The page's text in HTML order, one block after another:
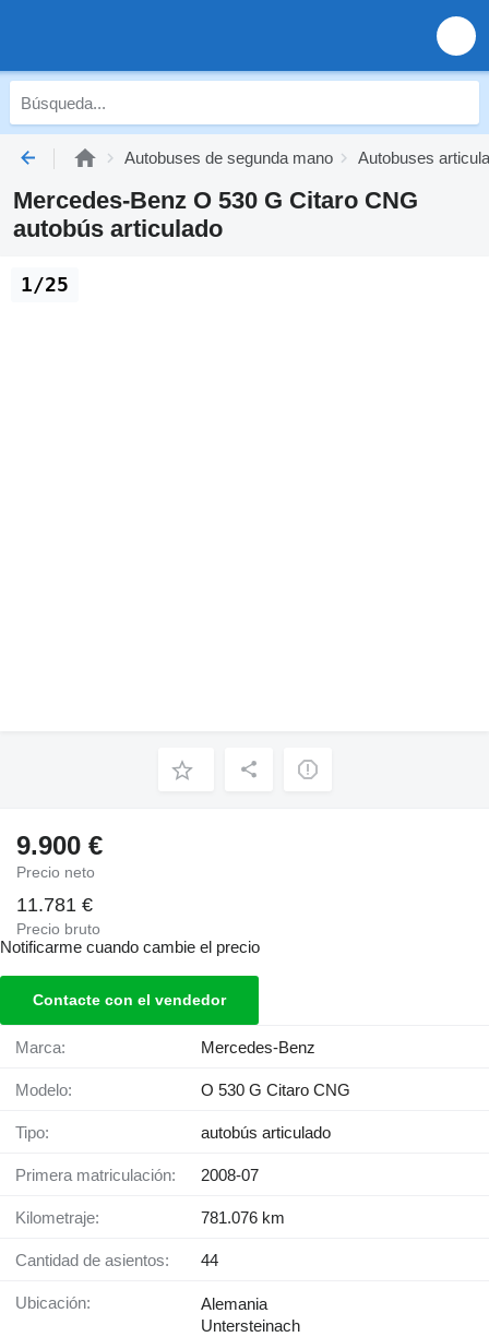
Autobuses de segunda mano Autobuses
Mercedes-Benz O 530 G Citaro CNG
autobús articulado
1/25
9.900 €
Precio neto
11.781 €
Precio bruto
Notificarme cuando cambie el precio
Contacte con el vendedor
Marca: Mercedes-Benz
Modelo: O 530 G Citaro CNG
Tipo: autobús articulado
Primera matriculación: 2008-07
Kilometraje: 781.076 km
Cantidad de asientos: 44
Ubicación:
Alemania
Untersteinach